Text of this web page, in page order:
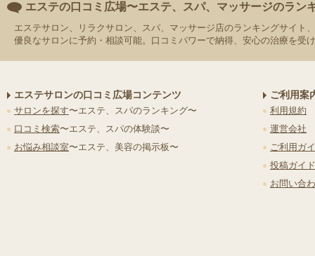
エステの口コミ広場〜エステ、スパ、マッサージのラン
エステサロン、リラクサロン、スパ、マッサージ店のランキングサイト
優良なサロンに予約・相談可能。口コミパワーで納得、安心の治療を受
エステサロンの口コミ広場コンテンツ
サロンを探す〜エステ、スパのランキング〜
口コミ検索〜エステ、スパの体験談〜
お悩み相談室〜エステ、美容の掲示板〜
ご利用案
利用規約
運営会社
ご利用ガ
投稿ガイ
お問い合